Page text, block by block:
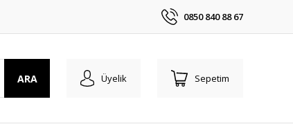
0850 840 88 67
ARA Üyelik Sepetim